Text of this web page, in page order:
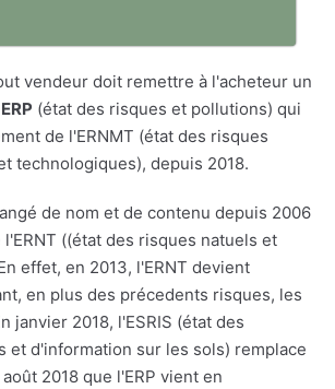
vendeur doit remettre à l'acheteur un
ERP (état des risques et pollutions) qui
de l'ERNMT (état des risques
technologiques), depuis 2018.
de nom et de contenu depuis 2006
((état des risques natuels et
effet, en 2013, l'ERNT devient
en plus des précedents risques, les
janvier 2018, l'ESRIS (état des
et d'information sur les sols) remplace
2018 que l'ERP vient en